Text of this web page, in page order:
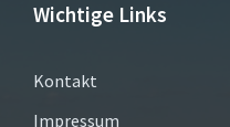
Wichtige Links
Kontakt
Impressum